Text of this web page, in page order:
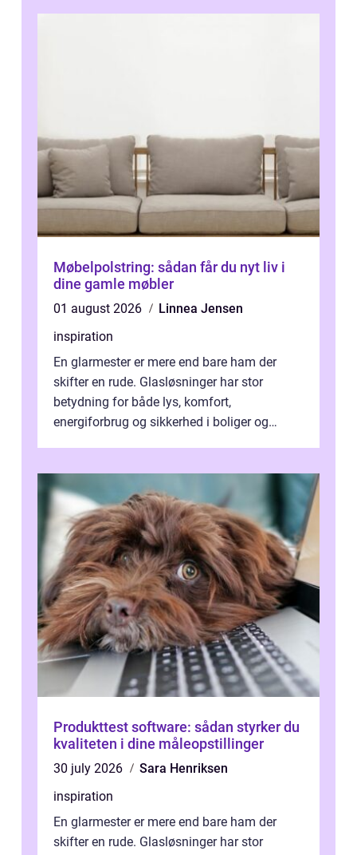
Møbelpolstring: sådan får du nyt liv i
dine gamle møbler
01 august 2026
Linnea Jensen
inspiration
En glarmester er mere end bare ham der
skifter en rude. Glasløsninger har stor
betydning for både lys, komfort,
energiforbrug og sikkerhed i boliger og
Produkttest software: sådan styrker du
kvaliteten i dine måleopstillinger
30 july 2026
Sara Henriksen
inspiration
En glarmester er mere end bare ham der
skifter en rude. Glasløsninger har stor